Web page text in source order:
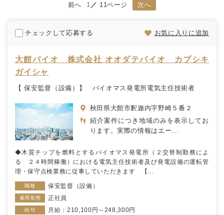
前へ 1 11ページ 次へ
チェックして応募する お気に入りに追加
大館バイオ 株式会社 オオダテバイオ カブシキ
ガイシャ
【 保安監督（設備）】 バイオマス発電所電気主任技術者
秋田県大館市釈迦内字野崎５番２
紹介案件につき地域のみを表示してお
ります。実際の情報はエー...
◆木質チップを燃料とするバイオマス発電所（２交替制勤務によ
る ２４時間稼働）における電気主任技術者及び発電設備の運転管
理・保守点検業務に従事していただきます 【...
職種 保安監督（設備）
雇用形態 正社員
給与
月給：210,100円～248,300円